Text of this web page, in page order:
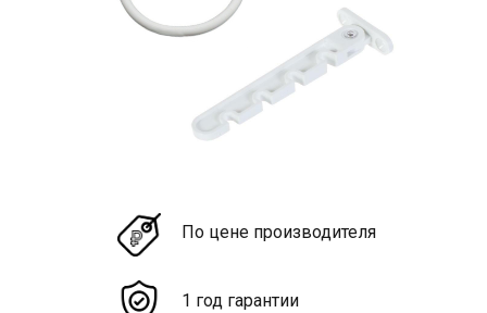
По цене производителя
1 год гарантии